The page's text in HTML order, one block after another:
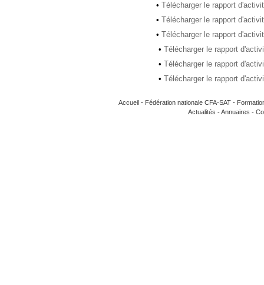
• Télécharger le rapport
• Télécharger le rapport
• Télécharger le rapport
• Télécharger le rapport
• Télécharger le rapport
• Télécharger le rapport
Accueil - Fédération nationale CFA-SAT -
Actualités -Annuaires -